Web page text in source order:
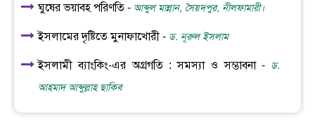
ঘুষের ভয়াবহ পরিণতি - আব্দুল মান্নান, সৈয়দপুর, নীলফামারী।
ইসলামের দৃষ্টিতে মুনাফাখোরী - ড. নূরুল ইসলাম
ইসলামী ব্যাংকিং-এর অগ্রগতি : সমস্যা ও সম্ভাবনা - ড.
আহমাদ আব্দুল্লাহ ছাকিব